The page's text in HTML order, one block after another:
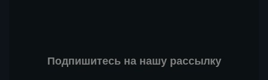
Подпишитесь на нашу рассылку